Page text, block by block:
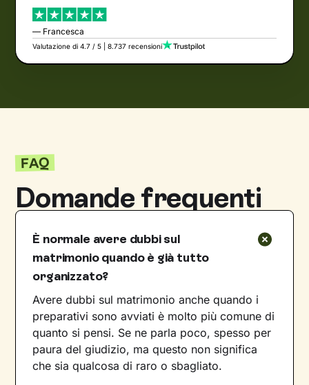
— Francesca
Valutazione di 4.7 / 5 | 8.737 recensioni
FAQ
Domande frequenti
È normale avere dubbi sul
matrimonio quando è già tutto
organizzato?
Avere dubbi sul matrimonio anche quando i
preparativi sono avviati è molto più comune di
quanto si pensi. Se ne parla poco, spesso per
paura del giudizio, ma questo non significa
che sia qualcosa di raro o sbagliato.